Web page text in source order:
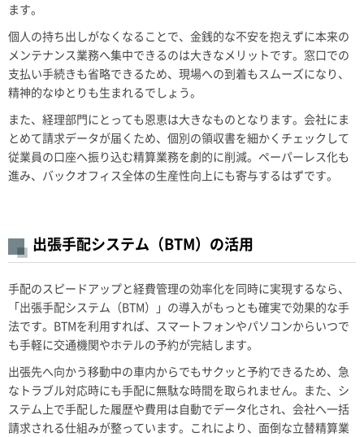
ます。
個人の持ち出しがなくなることで、金銭的な不安を抱えずに本来の
メンテナンス業務へ集中できるのは大きなメリットです。窓口での
支払い手続きも省略できるため、現場への到着もスムーズになり、
精神的なゆとりも生まれるでしょう。
また、経理部門にとっても恩恵は大きなものとなります。会社にま
とめて請求データが届くため、個別の領収書を細かくチェックして
従業員の口座へ振り込む精算業務を劇的に削減。ペーパーレス化も
進み、バックオフィス全体の生産性向上にも寄与するはずです。
出張手配システム（BTM）の活用
手配のスピードアップと経費管理の効率化を同時に実現するなら、
「出張手配システム（BTM）」の導入がもっとも確実で効果的な手
法です。BTMを利用すれば、スマートフォンやパソコンからいつで
も手軽に交通機関やホテルの予約が完結します。
出張先へ向かう移動中の車内からでもサクッと予約できるため、急
なトラブル対応時にも手配に無駄な時間を取られません。また、シ
ステム上で手配した履歴や費用は自動でデータ化され、会社へ一括
請求される仕組みが整っています。これにより、面倒な立替精算業